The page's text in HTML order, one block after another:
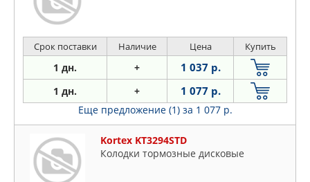
Срок поставки Наличие Цена Купить
1 дн. + 1 037 р.
1 дн. + 1 077 р.
Еще предложение (1) за 1 077 р.
Kortex KT3294STD
Колодки тормозные дисковые